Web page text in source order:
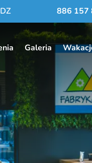
886 157
Galeria